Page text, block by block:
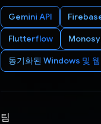
Gemini API
Flutterflow
동기화된 Windows 및 웹
팀